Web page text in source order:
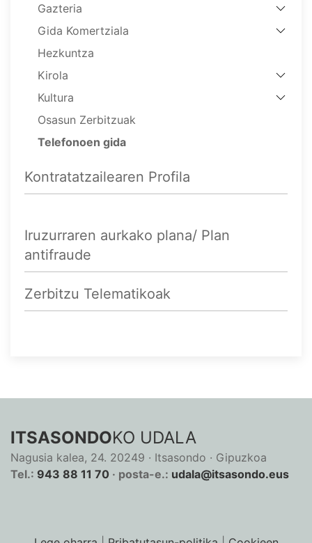
Gazteria
Gida Komertziala
Hezkuntza
Kirola
Kultura
Osasun Zerbitzuak
Telefonoen gida
Kontratatzailearen Profila
Iruzurraren aurkako plana/ Plan
antifraude
Zerbitzu Telematikoak
ITSASONDOKO UDALA
Nagusia kalea, 24. 20249 · Itsasondo · Gipuzkoa
Tel.: 943 88 11 70 · posta-e.: udala@itsasondo.eus